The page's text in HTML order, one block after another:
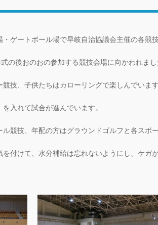
ゲートボール場で早岐自治協議会主催の各競
の後おのおの参加する競技会場に向かわれまし
技、子供たちはカローリングで楽しんでいます
入れて試合が進んでいます。
競技、年配の方はグラウンドゴルフと各スポ
を付けて、水分補給は忘れないようにし、ケガ